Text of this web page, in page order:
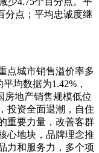
分点；平均忠诚度继
城市销售溢价率多
均数据为1.42%，
房地产销售规模低位
投资全面退潮，自住
重要力量，改善客群
心地块，品牌理念推
力和服务力，多个项